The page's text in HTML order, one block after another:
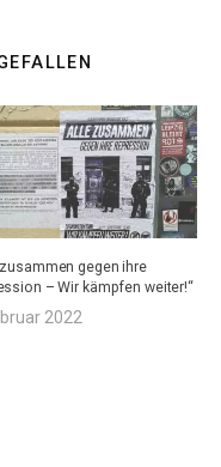
gegen ihre
– Wir kämpfen weiter!“
2022